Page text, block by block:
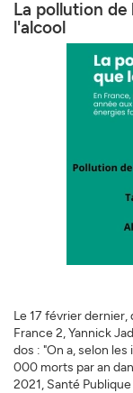
La pollution de
l'alcool
Le 17 février
France 2, Yannick
dos : "On a, selon
000 morts par an
2021, Santé